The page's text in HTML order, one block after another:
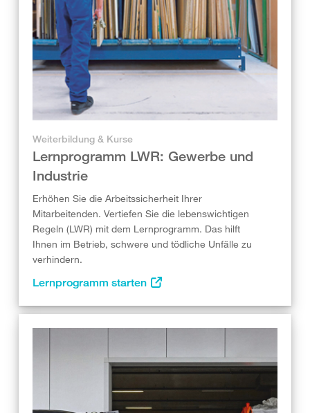
Weiterbildung & Kurse
Lernprogramm LWR: Gewerbe und
Industrie
Erhöhen Sie die Arbeitssicherheit Ihrer
Mitarbeitenden. Vertiefen Sie die lebenswichtigen
Regeln (LWR) mit dem Lernprogramm. Das hilft
Ihnen im Betrieb, schwere und tödliche Unfälle zu
verhindern.
Lernprogramm starten